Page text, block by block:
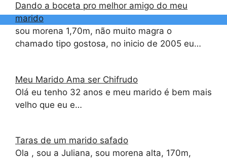
Dando a boceta pro melhor amigo do meu
marido
sou morena 1,70m, não muito magra o
chamado tipo gostosa, no inicio de 2005 eu…
Meu Marido Ama ser Chifrudo
Olá eu tenho 32 anos e meu marido é bem mais
velho que eu e…
Taras de um marido safado
Ola , sou a Juliana, sou morena alta, 170m,